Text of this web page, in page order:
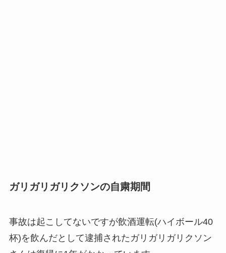
ガリガリガリクソンの自粛期間
事故は起こしてないですが飲酒運転(ハイボール40
杯)を飲んだとして逮捕されたガリガリガリクソン